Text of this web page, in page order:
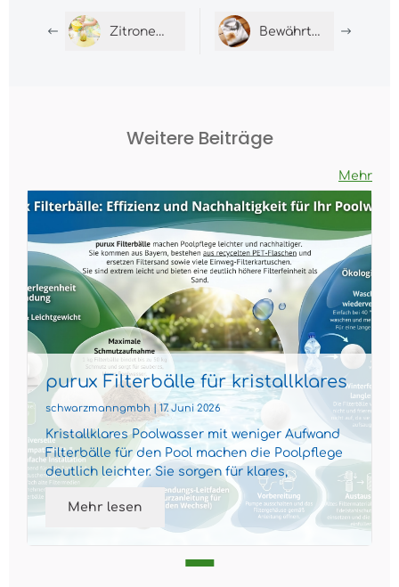
Zitronensäure: Natürlich reinigen, pflegen &#038; genießen Bewährte Hausmittel gegen Flecken
Weitere Beiträge
Mehr
purux Filterbälle für kristallklares
Poolwasser
schwarzmanngmbh | 17. Juni 2026
Kristallklares Poolwasser mit weniger Aufwand
Filterbälle für den Pool machen die Poolpflege
deutlich leichter. Sie sorgen für klares,
gepflegtes Wass...
Mehr lesen